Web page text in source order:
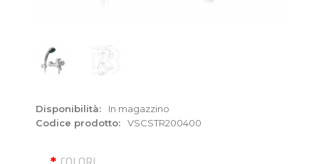
Disponibilità:
In magazzino
Codice prodotto:
VSCSTR200400